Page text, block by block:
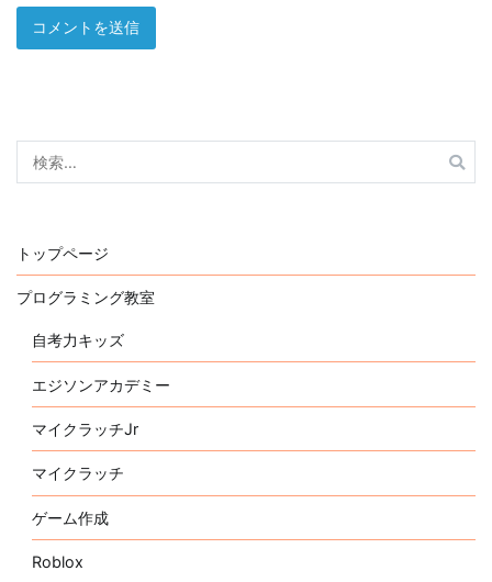
索:
トップページ
プログラミング教室
自考力キッズ
エジソンアカデミー
マイクラッチJr
マイクラッチ
ゲーム作成
Roblox